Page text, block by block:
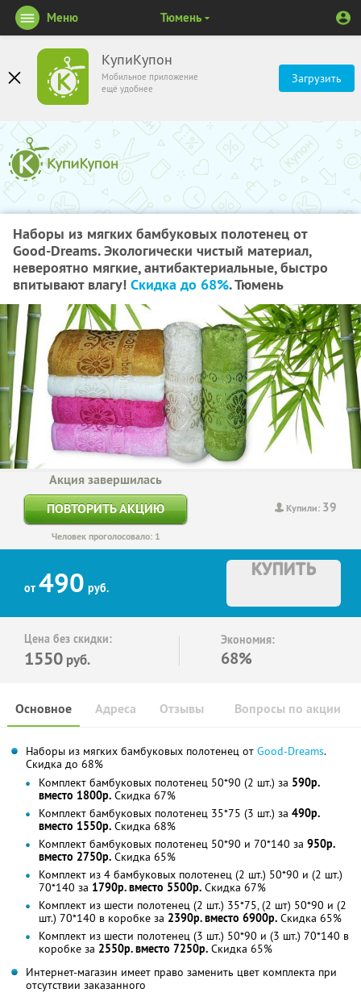
КупиКупон
Мобильное приложение
ещё удобнее
Загрузить
Меню Тюмень
Наборы из мягких бамбуковых полотенец от
Good-Dreams. Экологически чистый материал,
невероятно мягкие, антибактериальные, быстро
впитывают влагу! Скидка до 68%. Тюмень
Купили: 39
Акция завершилась
ПОВТОРИТЬ АКЦИЮ
Человек проголосовало: 1
от 490 руб.
КУПИТЬ
Цена без скидки:
1550 руб.
Экономия:
68%
Основное Отзывы Вопросы по акции
Адреса
Наборы из мягких бамбуковых полотенец от Good-Dreams.
Скидка до 68%
Комплект бамбуковых полотенец 50*90 (2 шт.) за 590р.
вместо 1800р. Скидка 67%
Комплект бамбуковых полотенец 35*75 (3 шт.) за 490р.
вместо 1550р. Скидка 68%
Комплект бамбуковых полотенец 50*90 и 70*140 за 950р.
вместо 2750р. Скидка 65%
Комплект из 4 бамбуковых полотенец (2 шт.) 50*90 и (2 шт.)
70*140 за 1790р. вместо 5500р. Скидка 67%
Комплект из шести полотенец (2 шт.) 35*75, (2 шт) 50*90 и (2
шт.) 70*140 в коробке за 2390р. вместо 6900р. Скидка 65%
Комплект из шести полотенец (3 шт.) 50*90 и (3 шт.) 70*140 в
коробке за 2550р. вместо 7250р. Скидка 65%
Интернет-магазин имеет право заменить цвет комплекта при
отсутствии заказанного